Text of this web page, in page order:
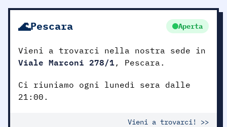
🌊Pescara Aperta
Vieni a trovarci nella nostra sede in
Viale Marconi 278/1, Pescara.
Ci riuniamo ogni lunedì sera dalle
21:00.
Vieni a trovarci! >>